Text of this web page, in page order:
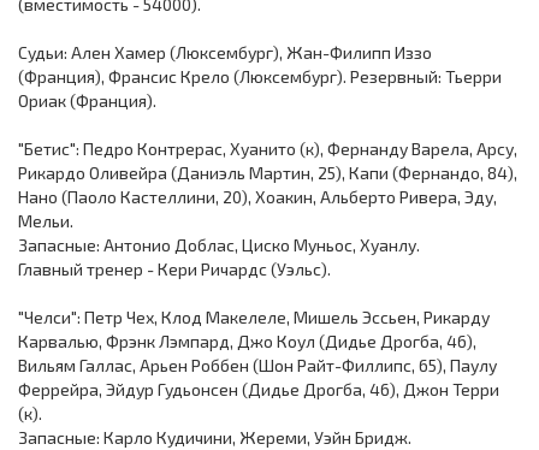
(вместимость - 54000).
Судьи: Ален Хамер (Люксембург), Жан-Филипп Иззо
(Франция), Франсис Крело (Люксембург). Резервный: Тьерри
Ориак (Франция).
"Бетис": Педро Контрерас, Хуанито (к), Фернанду Варела, Арсу,
Рикардо Оливейра (Даниэль Мартин, 25), Капи (Фернандо, 84),
Нано (Паоло Кастеллини, 20), Хоакин, Альберто Ривера, Эду,
Мельи.
Запасные: Антонио Доблас, Циско Муньос, Хуанлу.
Главный тренер - Кери Ричардс (Уэльс).
"Челси": Петр Чех, Клод Макелеле, Мишель Эссьен, Рикарду
Карвалью, Фрэнк Лэмпард, Джо Коул (Дидье Дрогба, 46),
Вильям Галлас, Арьен Роббен (Шон Райт-Филлипс, 65), Паулу
Феррейра, Эйдур Гудьонсен (Дидье Дрогба, 46), Джон Терри
(к).
Запасные: Карло Кудичини, Жереми, Уэйн Бридж.